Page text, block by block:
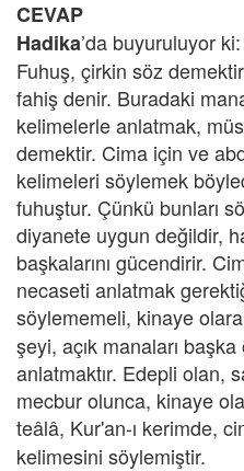
CEVAP
Hadika’da buyuruluyor ki:
Fuhuş, çirkin söz
fahiş denir. Buradaki
kelimelerle anlatmak,
demektir. Cima için ve
kelimeleri söylemek
fuhuştur. Çünkü bunları
diyanete uygun değildir,
başkalarını gücendirir.
necaseti anlatmak
söylememeli, kinaye
şeyi, açık manaları
anlatmaktır. Edepli olan,
mecbur olunca, kinaye
teâlâ, Kur'an-ı kerimde,
kelimesini söylemiştir.